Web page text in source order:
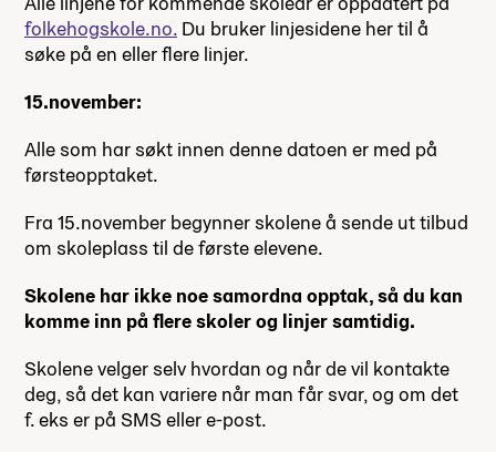
folkehogskole.no. Du bruker linjesidene her til å
søke på en eller flere linjer.
15.november:
Alle som har søkt innen denne datoen er med på
førsteopptaket.
Fra 15.november begynner skolene å sende ut tilbud
om skoleplass til de første elevene.
Skolene har ikke noe samordna opptak, så du kan
komme inn på flere skoler og linjer samtidig.
Skolene velger selv hvordan og når de vil kontakte
deg, så det kan variere når man får svar, og om det
f. eks er på SMS eller e-post.